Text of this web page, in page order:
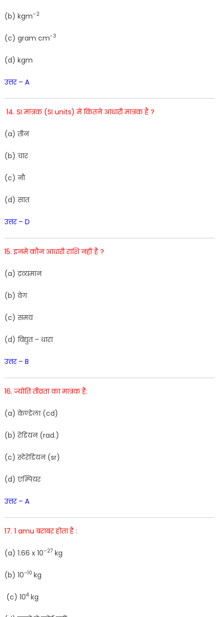
(b) kgm–2
(c) gram cm-3
(d) kgm
उत्तर – A
14. SI मात्रक (SI units) में कितने आधारी मात्रक हैं ?
(a)तीन
(b) चार
(c) नौ
(d)सात
उत्तर – D
15.इनमेंकौन आधारीराशिनहींहै ?
(a)द्रव्यमान
(b)वेग
(c)समय
(d) विद्युत – धारा
उत्तर – B
16.ज्योतितीव्रताकामात्रकहै:
(a)केण्डेला (cd)
(b)रेडियन (rad.)
(c)स्टेरेडियन (sr)
(d) एम्पियर
उत्तर – A
17. 1 amu बराबर होता है :
(a) 1.66 x 10–27 kg
(b) 10–10 kg
(c) 104kg